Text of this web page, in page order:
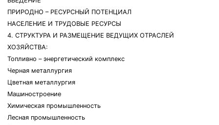
ПРИРОДНО – РЕСУРСНЫЙ ПОТЕНЦИАЛ
НАСЕЛЕНИЕ И ТРУДОВЫЕ РЕСУРСЫ
4. СТРУКТУРА И РАЗМЕЩЕНИЕ ВЕДУЩИХ ОТРАСЛЕЙ
ХОЗЯЙСТВА:
Топливно – энергетический комплекс
Черная металлургия
Цветная металлургия
Машиностроение
Химическая промышленность
Лесная промышленность